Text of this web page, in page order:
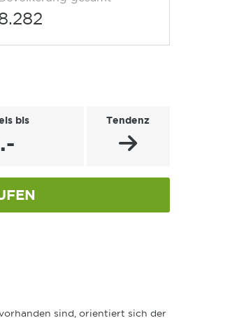
bis Tendenz
sind, orientiert sich der